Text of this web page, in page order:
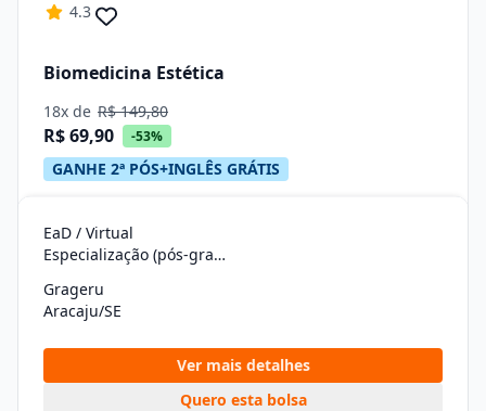
4.3
Biomedicina Estética
18x de R$ 149,80
R$ 69,90 -53%
GANHE 2ª PÓS+INGLÊS GRÁTIS
EaD / Virtual
Especialização (pós-graduação)
Grageru
Aracaju/SE
Ver mais detalhes
Quero esta bolsa